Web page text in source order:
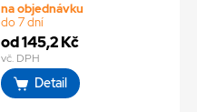
na objednávku
do 7 dní
od 145,2 Kč
vč. DPH
Detail